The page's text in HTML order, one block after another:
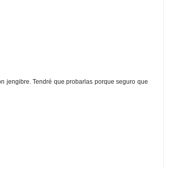
jengibre. Tendré que probarlas porque seguro que